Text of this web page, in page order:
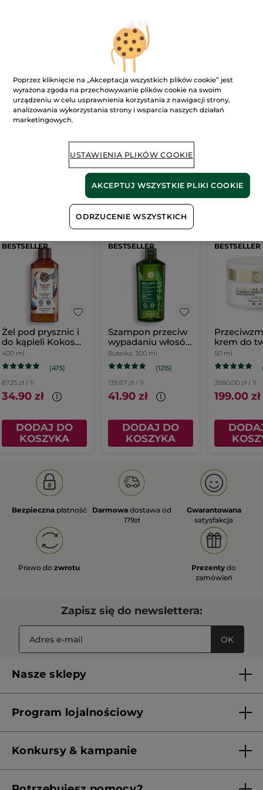
Ups!
Wygląda na to, że ta strona już nie istnieje
link jest nieprawidłowy.
BESTSELLER
Żel pod prysznic i
do kąpieli Kokos
400 ml
400 ml
(475)
87.25 zł / 1l
34.90 zł
DODAJ DO
KOSZYKA
BESTSELLER
Szampon przeciw
wypadaniu włosów
z białym łubinem
Butelka 300 ml
(1215)
139.67 zł / 1l
41.90 zł
DODAJ DO
KOSZYKA
BESTSELLER
krem do
dzień
50 ml
3980.00 zł / 1l
199.00 zł
Bezpieczna płatność Darmowa dostawa od
179zł
Gwarantowana
satysfakcja
Prawo dozwrotu Prezenty do
zamówień
Zapisz się do newslettera:
OK
Nasze sklepy
Franczyza
Program lojalnościowy
Konkursy & kampanie
Poprzez kliknięcie na „Akceptacja wszystkich plików cookie” jest
wyrażona zgoda na przechowywanie plików cookie na swoim
urządzeniu w celu usprawnienia korzystania z nawigacji strony,
analizowania wykorzystania strony i wsparcia naszych działań
marketingowych.
USTAWIENIA PLIKÓW COOKIE
ODRZUCENIE WSZYSTKICH
AKCEPTUJ WSZYSTKIE PLIKI COOKIE